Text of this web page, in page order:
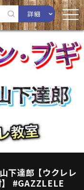
詳細
下達郎【ウクレレ
#GAZZLELE